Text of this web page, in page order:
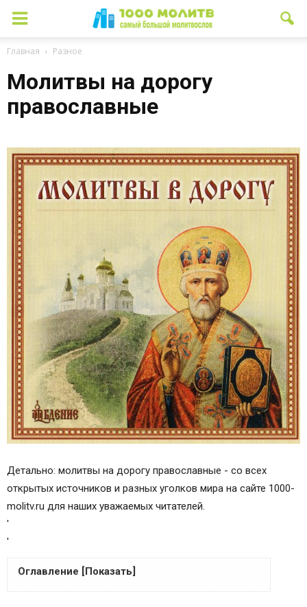
Главная Разное
Молитвы на дорогу
православные
Детально: молитвы на дорогу православные - со всех
открытых источников и разных уголков мира на сайте 1000-
molitv.ru для наших уважаемых читателей.
'
'
Оглавление [Показать]